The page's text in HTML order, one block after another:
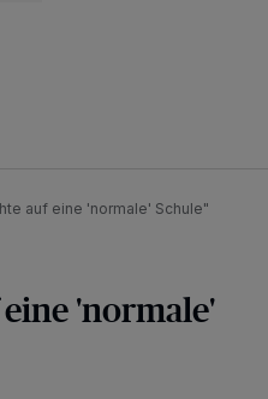
auf eine 'normale' Schule"
'normale'